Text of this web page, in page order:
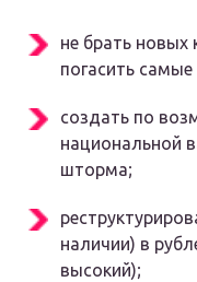
не брать новых
погасить
создать по
национальной
шторма;
наличии) в
высокий);